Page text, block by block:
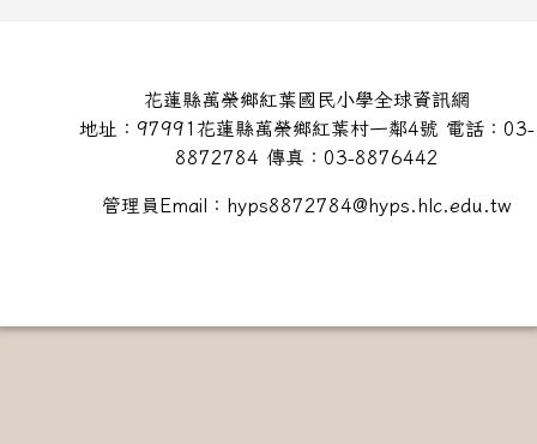
花蓮縣萬榮鄉紅葉國民小學全球資訊網
地址：97991花蓮縣萬榮鄉紅葉村一鄰4號 電話：03-
8872784 傳真：03-8876442
管理員Email：hyps8872784@hyps.hlc.edu.tw